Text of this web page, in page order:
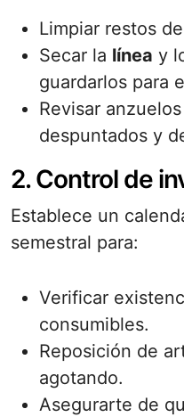
Limpiar restos
Secar la línea y
guardarlos para
Revisar
despuntados y
2. Control de
Establece un
semestral para:
Verificar
consumibles.
Reposición de
agotando.
Asegurarte de